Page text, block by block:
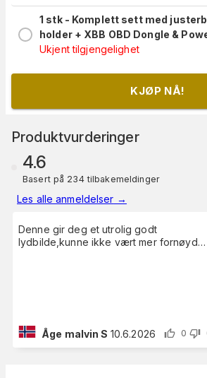
1 stk - Komplett sett med
holder + XBB OBD Dongle &
Ukjent tilgjengelighet
KJØP NÅ!
Produktvurderinger
4.6
Basert på 234 tilbakemeldinger
Les alle anmeldelser →
Denne gir deg et utrolig godt
lydbilde,kunne ikke vært mer fornøyd…
Åge malvin S 10.6.2026 0